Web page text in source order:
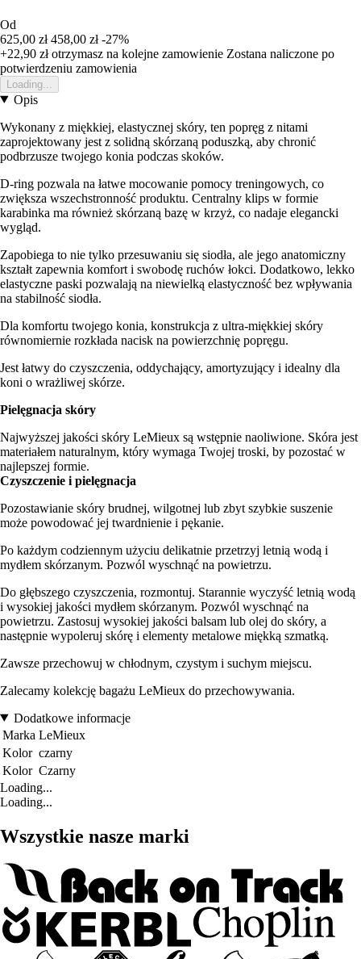
Od
625,00 zł 458,00 zł -27%
+22,90 złotrzymasz na kolejne zamowienie Zostana naliczone po
potwierdzeniu zamowienia
Loading...
Opis
Wykonany z miękkiej, elastycznej skóry, ten popręg z nitami
zaprojektowany jest z solidną skórzaną poduszką, aby chronić
podbrzusze twojego konia podczas skoków.
D-ring pozwala na łatwe mocowanie pomocy treningowych, co
zwiększa wszechstronność produktu. Centralny klips w formie
karabinka ma również skórzaną bazę w krzyż, co nadaje elegancki
wygląd.
Zapobiega to nie tylko przesuwaniu się siodła, ale jego anatomiczny
kształt zapewnia komfort i swobodę ruchów łokci. Dodatkowo, lekko
elastyczne paski pozwalają na niewielką elastyczność bez wpływania
na stabilność siodła.
Dla komfortu twojego konia, konstrukcja z ultra-miękkiej skóry
równomiernie rozkłada nacisk na powierzchnię popręgu.
Jest łatwy do czyszczenia, oddychający, amortyzujący i idealny dla
koni o wrażliwej skórze.
Pielęgnacja skóry
Najwyższej jakości skóry LeMieux są wstępnie naoliwione. Skóra jest
materiałem naturalnym, który wymaga Twojej troski, by pozostać w
najlepszej formie.
Czyszczenie i pielęgnacja
Pozostawianie skóry brudnej, wilgotnej lub zbyt szybkie suszenie
może powodować jej twardnienie i pękanie.
Po każdym codziennym użyciu delikatnie przetrzyj letnią wodą i
mydłem skórzanym. Pozwól wyschnąć na powietrzu.
Do głębszego czyszczenia, rozmontuj. Starannie wyczyść letnią wodą
i wysokiej jakości mydłem skórzanym. Pozwól wyschnąć na
powietrzu. Zastosuj wysokiej jakości balsam lub olej do skóry, a
następnie wypoleruj skórę i elementy metalowe miękką szmatką.
Zawsze przechowuj w chłodnym, czystym i suchym miejscu.
Zalecamy kolekcję bagażu LeMieux do przechowywania.
Dodatkowe informacje
Marka LeMieux
Kolor czarny
Kolor Czarny
Loading...
Loading...
Wszystkie nasze marki